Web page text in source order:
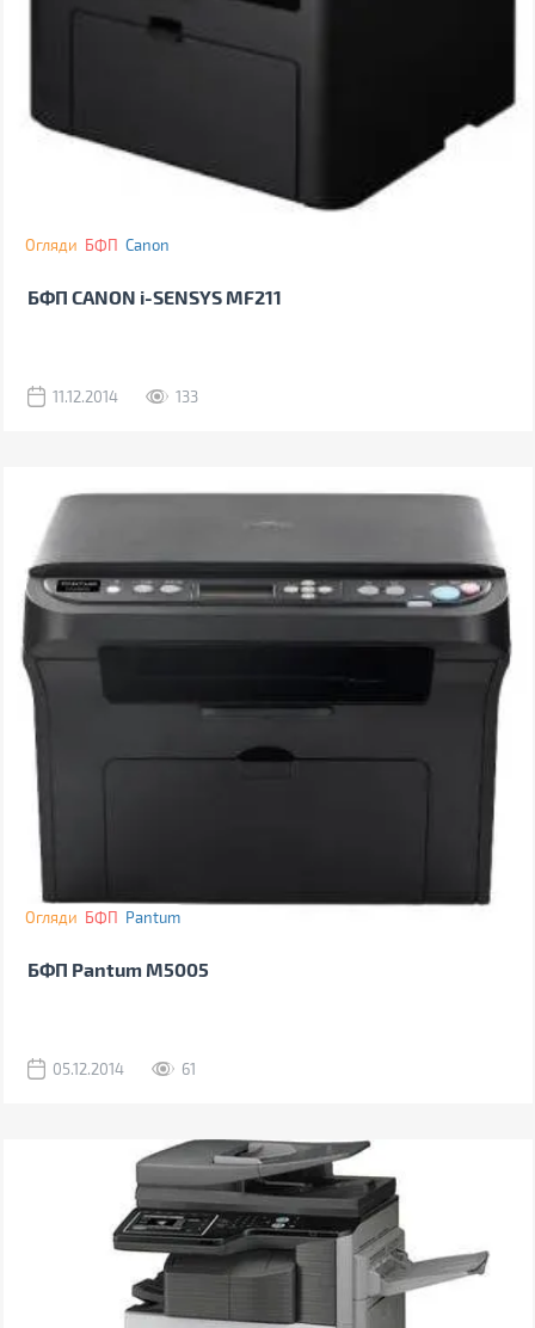
Огляди БФП Canon
БФП CANON i-SENSYS MF211
11.12.2014 133
Огляди БФП Pantum
БФП Pantum M5005
05.12.2014 61